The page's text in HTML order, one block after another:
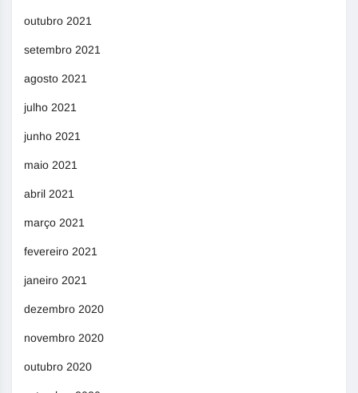
outubro 2021
setembro 2021
agosto 2021
julho 2021
junho 2021
maio 2021
abril 2021
março 2021
fevereiro 2021
janeiro 2021
dezembro 2020
novembro 2020
outubro 2020